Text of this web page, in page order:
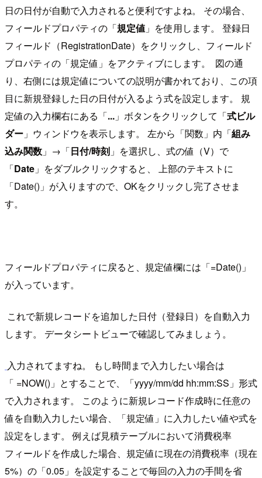
日の日付が自動で入力されると便利ですよね。 その場合、
フィールドプロパティの「規定値 」を使用します。 登録日
フィールド（RegistrationDate）をクリックし、フィールド
プロパティの「規定値」をアクティブにします。
図の通
り、右側には規定値についての説明が書かれており、この項
目に新規登録した日の日付が入るよう式を設定します。 規
定値の入力欄右にある「... 」ボタンをクリックして「式ビル
ダー 」ウィンドウを表示します。 左から「関数」内「組み
込み関数 」→「日付/時刻 」を選択し、式の値（V）で
「Date 」をダブルクリックすると、 上部のテキストに
「Date()」が入りますので、OKをクリックし完了させま
す。
フィールドプロパティに戻ると、規定値欄には「=Date()」
が入っています。
これで新規レコードを追加した日付（登録日）を自動入力
します。 データシートビューで確認してみましょう。
入力されてますね。 もし時間まで入力したい場合は
「 =NOW()」とすることで、「yyyy/mm/dd hh:mm:SS」形式
で入力されます。 このように新規レコード作成時に任意の
値を自動入力したい場合、「規定値」に入力したい値や式を
設定をします。 例えば見積テーブルにおいて消費税率
フィールドを作成した場合、規定値に現在の消費税率（現在
5%）の「0.05」を設定することで毎回の入力の手間を省